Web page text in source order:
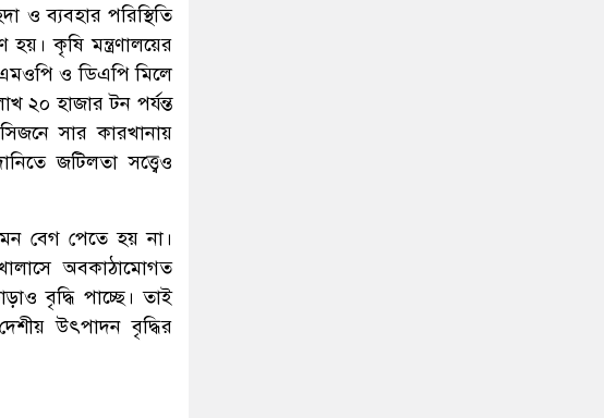
ও ব্যবহার পরিস্থিতি
কৃষি মন্ত্রণালয়ের
এমওপি ও ডিএপি মিলে
২০ হাজার টন পর্যন্ত
সার কারখানায়
জটিলতা সত্ত্বেও
বেগ পেতে হয় না।
অবকাঠামোগত
বৃদ্ধি পাচ্ছে। তাই
উৎপাদন বৃদ্ধির